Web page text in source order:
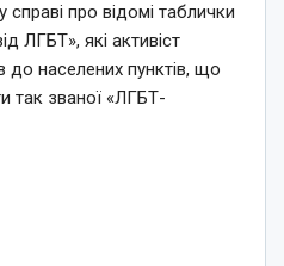
справі про відомі таблички
ЛГБТ», які активіст
до населених пунктів, що
так званої «ЛГБТ-